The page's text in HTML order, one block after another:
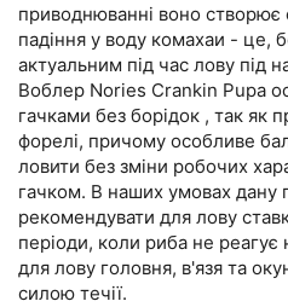
приводнюванні воно
падіння у воду комахаи - це,
актуальним під час лову під
Воблер Nories Crankin Pupa
гачками без борідок , так як
форелі, причому особливе
ловити без зміни робочих
гачком. В наших умовах
рекомендувати для лову
періоди, коли риба не
для лову головня, в'язя та
силою течії.